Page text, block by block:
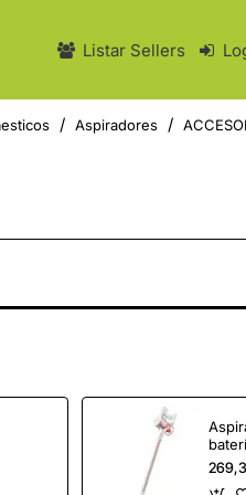
Listar Sellers
Aspiradores